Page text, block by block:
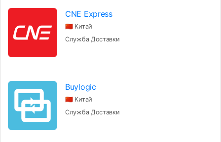
CNE Express
🇨🇳 Китай
Служба Доставки
Buylogic
🇨🇳 Китай
Служба Доставки